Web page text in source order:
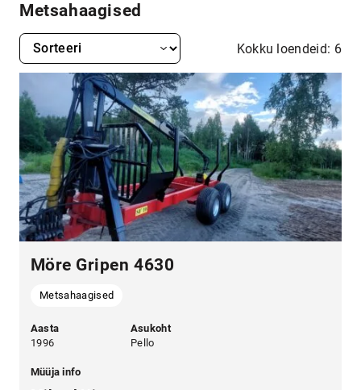
Metsahaagised
Kokku loendeid: 6
Möre Gripen 4630
Metsahaagised
Aasta
1996
Asukoht
Pello
Müüja info